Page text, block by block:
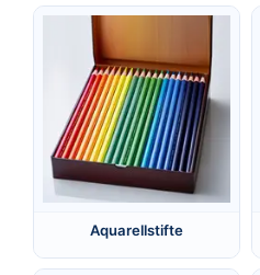
Aquarellstifte